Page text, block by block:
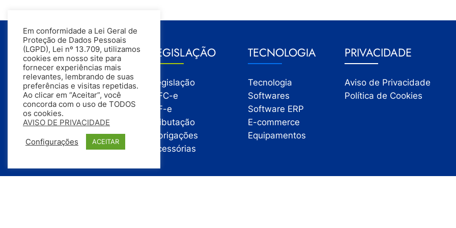
GESTÃO
Gestão
Gestão Financeira
Gestão de Pessoas
Compras
Estoque
Vendas
LEGISLAÇÃO
Legislação
NFC-e
NF-e
Tributação
Obrigações
Acessórias
TECNOLOGIA
Tecnologia
Softwares
Software ERP
E-commerce
Equipamentos
PRIVACIDADE
Aviso de Privacidade
Política de Cookies
Em conformidade a Lei Geral de
Proteção de Dados Pessoais
(LGPD), Lei nº 13.709, utilizamos
cookies em nosso site para
fornecer experiências mais
relevantes, lembrando de suas
preferências e visitas repetidas.
Ao clicar em “Aceitar”, você
concorda com o uso de TODOS
os cookies.
AVISO DE PRIVACIDADE
Configurações ACEITAR